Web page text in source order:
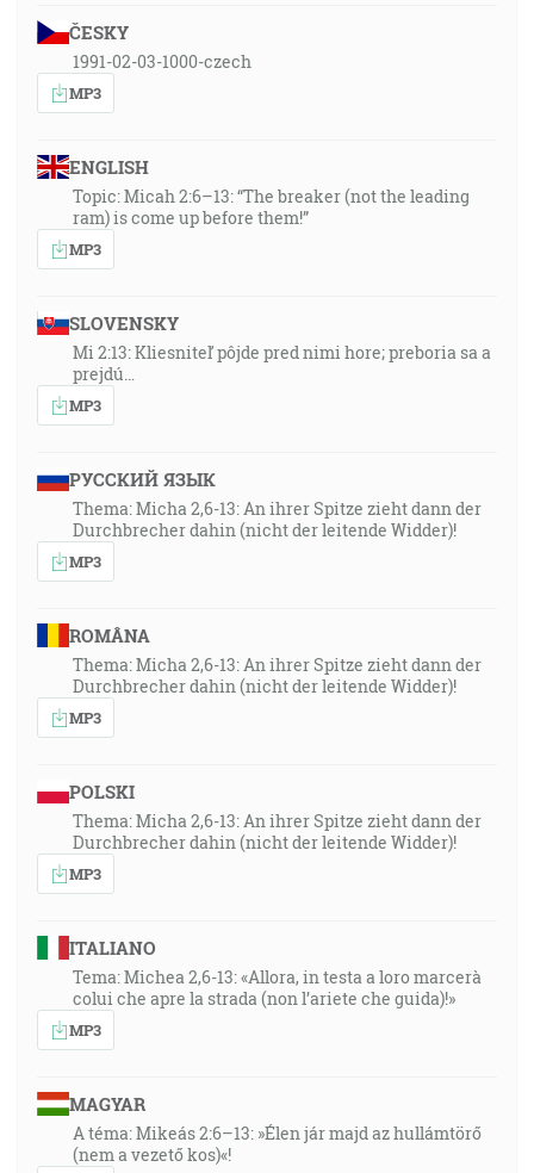
ČESKY
1991-02-03-1000-czech
MP3
ENGLISH
Topic: Micah 2:6–13: “The breaker (not the leading
ram) is come up before them!”
MP3
SLOVENSKY
Mi 2:13: Kliesniteľ pôjde pred nimi hore; preboria sa a
prejdú…
MP3
РУССКИЙ ЯЗЫК
Thema: Micha 2,6-13: An ihrer Spitze zieht dann der
Durchbrecher dahin (nicht der leitende Widder)!
MP3
ROMÂNA
Thema: Micha 2,6-13: An ihrer Spitze zieht dann der
Durchbrecher dahin (nicht der leitende Widder)!
MP3
POLSKI
Thema: Micha 2,6-13: An ihrer Spitze zieht dann der
Durchbrecher dahin (nicht der leitende Widder)!
MP3
ITALIANO
Tema: Michea 2,6-13: «Allora, in testa a loro marcerà
colui che apre la strada (non l’ariete che guida)!»
MP3
MAGYAR
A téma: Mikeás 2:6–13: »Élen jár majd az hullámtörő
(nem a vezető kos)«!